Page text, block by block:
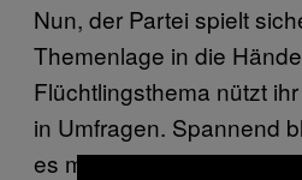
Nun, der Partei spielt
Themenlage in die
Flüchtlingsthema nützt
in Umfragen. Spannend
es mit der Partei